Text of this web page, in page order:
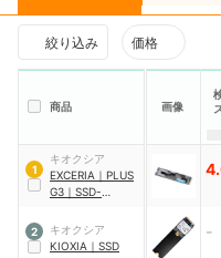
絞り込み 価格
商品 画像
1
キオクシア
EXCERIA ｜ PLUS
G3 ｜ SSD-
2
キオクシア
KIOXIA ｜ SSD
-